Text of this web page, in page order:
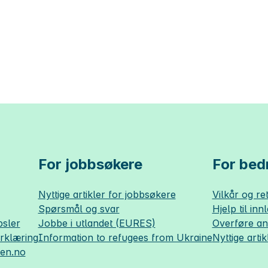
For jobbsøkere
Nyttige artikler for jobbsøkere
Spørsmål og svar
Jobbe i utlandet (EURES)
Information to refugees from Ukraine
For
Vilkår og
Hjelp til
Overføre
Nyttige